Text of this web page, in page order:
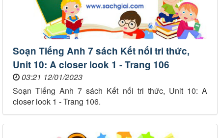
Soạn Tiếng Anh 7 sách Kết nối tri thức,
Unit 10: A closer look 1 - Trang 106
03:21 12/01/2023
Soạn Tiếng Anh 7 sách Kết nối tri thức, Unit 10: A
closer look 1 - Trang 106.